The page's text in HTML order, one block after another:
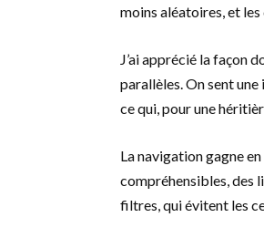
moins aléatoires, et
J’ai apprécié la façon
parallèles. On sent
ce qui, pour une
La navigation gagne
compréhensibles, des
filtres, qui évitent les